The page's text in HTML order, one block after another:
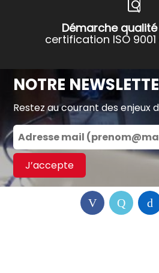
Démarche
certification ISO 9001
NOTRE
Restez au courant des enjeux
J’accepte
En indiquant votre adresse
acceptez de recevoir les
Business par voie